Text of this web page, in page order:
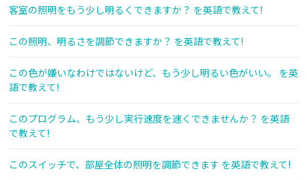
客室の照明をもう少し明るくできますか？ を英語で教えて!
この照明、明るさを調節できますか？ を英語で教えて!
この色が嫌いなわけではないけど、もう少し明るい色がいい。 を英
語で教えて!
このプログラム、もう少し実行速度を速くできませんか？ を英語
で教えて!
このスイッチで、部屋全体の照明を調節できます を英語で教えて!